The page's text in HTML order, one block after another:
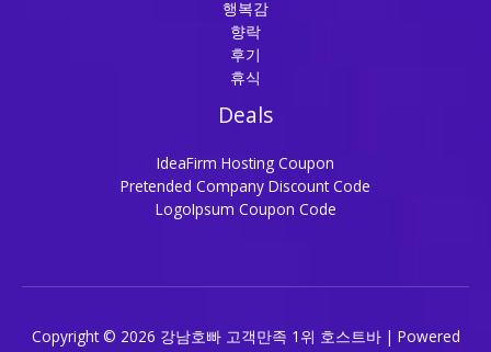
행복감
향락
후기
휴식
Deals
IdeaFirm Hosting Coupon
Pretended Company Discount Code
LogoIpsum Coupon Code
Copyright © 2026 강남호빠 고객만족 1위 호스트바 | Powered